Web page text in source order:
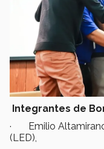
Integrantes de
· Emilio Altamirano
(LED),